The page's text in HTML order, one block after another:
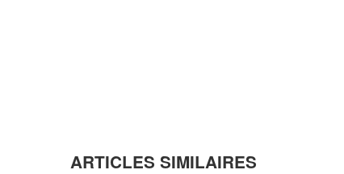
ARTICLES SIMILAIRES